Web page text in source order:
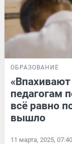
ОБРАЗОВАНИЕ
педагогам
всё равно
вышло
11 марта, 2025, 07:40